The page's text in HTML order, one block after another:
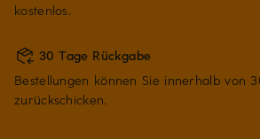
kostenlos.
30 Tage Rückgabe
Bestellungen können Sie innerhalb von
zurückschicken.